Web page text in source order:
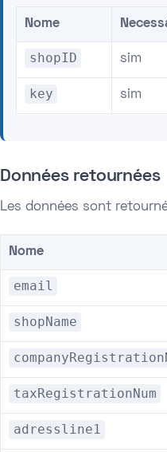
Nome
shopID sim
key sim
Données retournées
Les données sont
Nome
email
shopName
taxRegistrationNum
adressline1